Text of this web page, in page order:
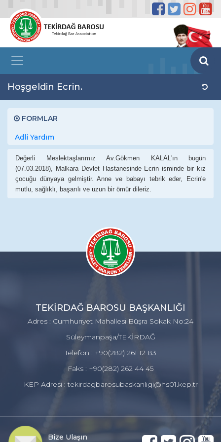
Hoşgeldin Ecrin.
FORMLAR
Adli Yardım
Değerli Meslektaşlarımız Av.Gökmen KALAL'ın bugün
(07.03.2018), Malkara Devlet Hastanesinde Ecrin isminde bir kız
çocuğu dünyaya gelmiştir. Anne ve babayı tebrik eder, Ecrin'e
mutlu, sağlıklı, başarılı ve uzun bir ömür dileriz.
TEKİRDAĞ BAROSU BAŞKANLIĞI
Adres : Cumhuriyet Mahallesi Büşra Sokak No:24
Süleymanpaşa/TEKİRDAĞ
Telefon : +90(282) 261 12 83
Faks : +90(282) 262 44 45
KEP Adresi : tekirdagbarosubaskanligi@hs01.kep.tr
Bize Ulaşın